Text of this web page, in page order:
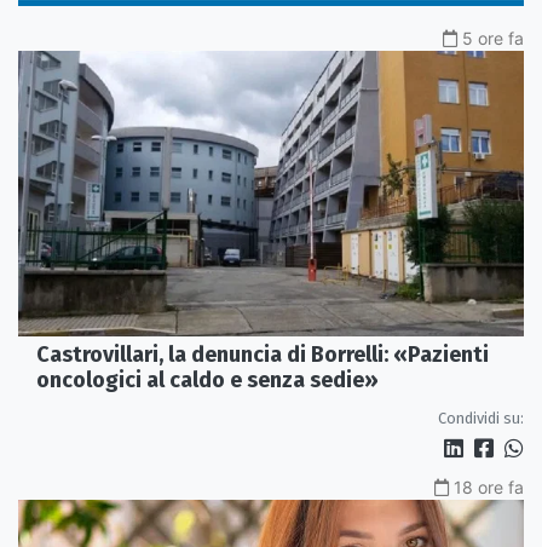
5 ore fa
Castrovillari, la denuncia di Borrelli: «Pazienti
oncologici al caldo e senza sedie»
Condividi su:
18 ore fa